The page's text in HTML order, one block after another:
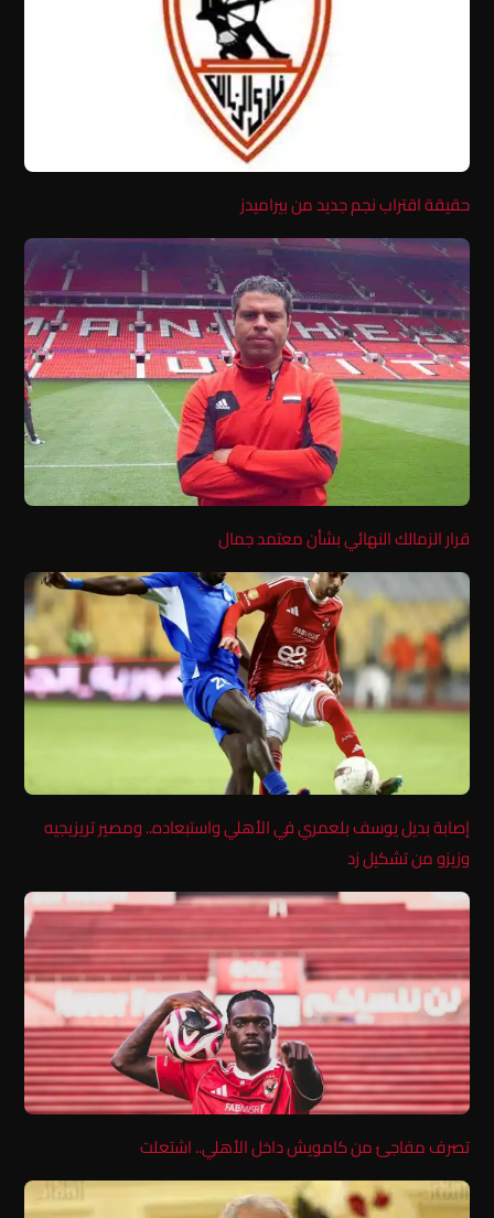
حقيقة اقتراب نجم جديد من بيراميدز
قرار الزمالك النهائي بشأن معتمد جمال
إصابة بديل يوسف بلعمري في الأهلي واستبعاده.. ومصير تريزيجيه
وزيزو من تشكيل زد
تصرف مفاجئ من كامويش داخل الأهلي.. اشتعلت